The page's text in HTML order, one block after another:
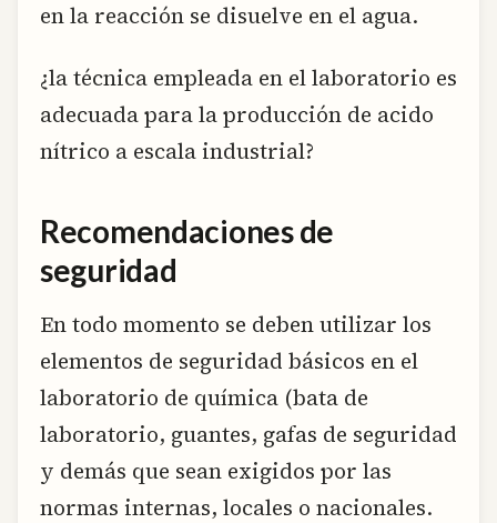
en la reacción se disuelve en el agua.
¿la técnica empleada en el laboratorio es
adecuada para la producción de acido
nítrico a escala industrial?
Recomendaciones de
seguridad
En todo momento se deben utilizar los
elementos de seguridad básicos en el
laboratorio de química (bata de
laboratorio, guantes, gafas de seguridad
y demás que sean exigidos por las
normas internas, locales o nacionales.